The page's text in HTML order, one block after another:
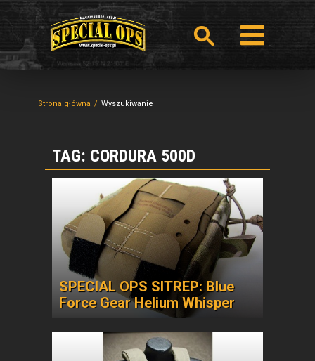
Strona główna Wyszukiwanie
TAG: CORDURA 500D
SPECIAL OPS SITREP: Blue
Force Gear Helium Whisper